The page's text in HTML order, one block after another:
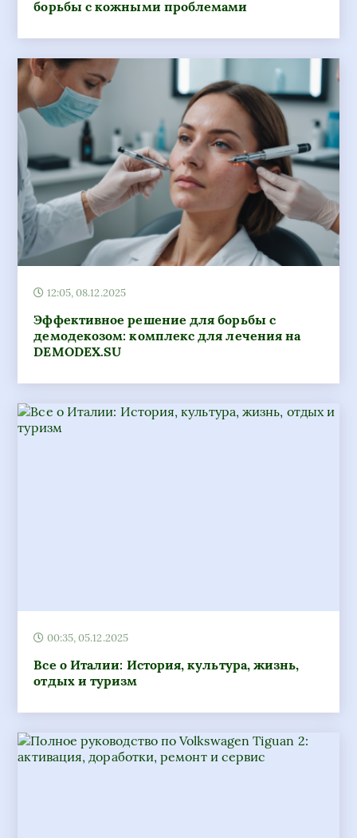
борьбы с кожными проблемами
12:05, 08.12.2025
Эффективное решение для борьбы с
демодекозом: комплекс для лечения на
DEMODEX.SU
00:35, 05.12.2025
Все о Италии: История, культура, жизнь,
отдых и туризм